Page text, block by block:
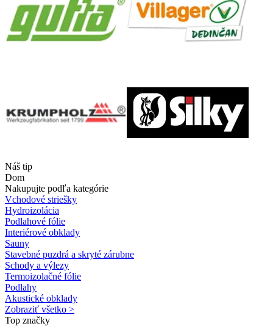
Náš tip
Dom
Nakupujte podľa kategórie
Vchodové striešky
Hydroizolácia
Podlahové fólie
Interiérové obklady
Sauny
Stavebné puzdrá a skryté zárubne
Schody a výlezy
Termoizolačné fólie
Podlahy
Akustické obklady
Zobraziť všetko >
Top značky